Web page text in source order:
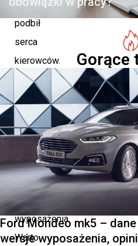
i
podbił
serca
kierowców.
Sprawdź
dane
techniczne
pojazdu
oraz
dostępne
wersje
wyposażenia.
Warto
Gorące
Ford Mondeo mk5 –
wersje wyposażenia,